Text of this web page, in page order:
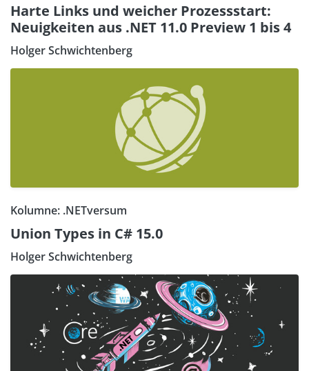
Harte Links und weicher Prozessstart:
Neuigkeiten aus .NET 11.0 Preview 1 bis 4
Holger Schwichtenberg
Kolumne: .NETversum
Union Types in C# 15.0
Holger Schwichtenberg